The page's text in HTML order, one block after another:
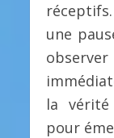
une
la vérité
pour